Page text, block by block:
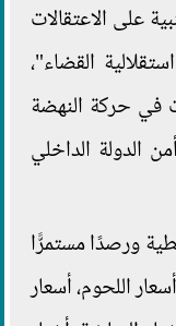
على الاعتقالات
القضاء"،
في حركة النهضة
الدولة الداخلي
ورصدًا مستمرًّا
أسعار اللحوم، أسعار